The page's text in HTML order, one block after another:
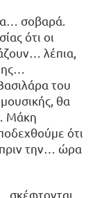
σοβαρά.
ότι οι
λέπια,
του
θα
Μάκη
ότι
την… ώρα
σκέφτονται